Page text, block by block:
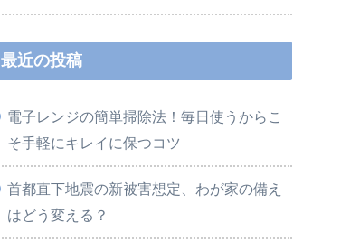
最近の投稿
電子レンジの簡単掃除法！毎日使うからこ
そ手軽にキレイに保つコツ
首都直下地震の新被害想定、わが家の備え
はどう変える？